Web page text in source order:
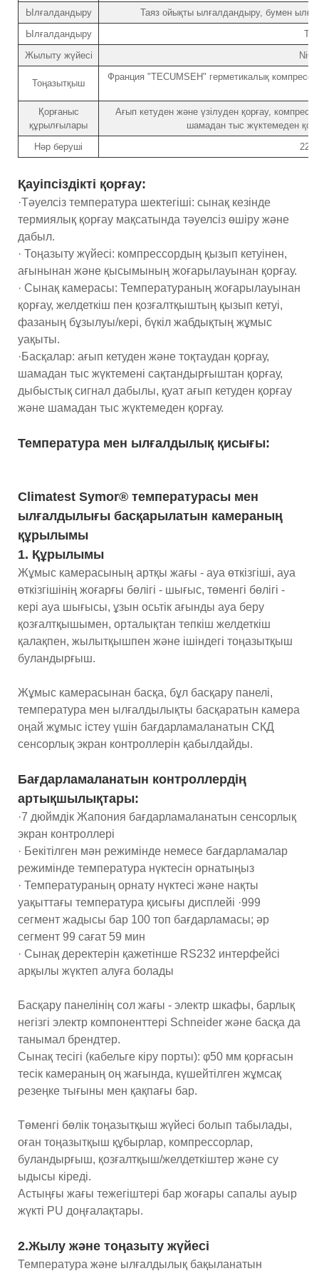
Ылғалдандыру
Таяз ойықты ылғалдандыру, бумен
Ылғалдандыру
Жылыту жүйесі
Тоңазытқыш
Франция "TECUMSEH" герметикалық
Қорғаныс
құрылғылары
Ағып кетуден және үзілуден қорғау,
шамадан тыс жүктемеден
Нәр беруші
Қауіпсіздікті қорғау:
·Тәуелсіз температура шектегіші: сынақ кезінде
термиялық қорғау мақсатында тәуелсіз өшіру және
дабыл.
· Тоңазыту жүйесі: компрессордың қызып кетуінен,
ағынынан және қысымының жоғарылауынан қорғау.
· Сынақ камерасы: Температураның жоғарылауынан
қорғау, желдеткіш пен қозғалтқыштың қызып кетуі,
фазаның бұзылуы/кері, бүкіл жабдықтың жұмыс
уақыты.
·Басқалар: ағып кетуден және тоқтаудан қорғау,
шамадан тыс жүктемені сақтандырғыштан қорғау,
дыбыстық сигнал дабылы, қуат ағып кетуден қорғау
және шамадан тыс жүктемеден қорғау.
Температура мен ылғалдылық қисығы:
Climatest Symor® температурасы мен
ылғалдылығы басқарылатын камераның
құрылымы
1. Құрылымы
Жұмыс камерасының артқы жағы - ауа өткізгіші, ауа
өткізгішінің жоғарғы бөлігі - шығыс, төменгі бөлігі -
кері ауа шығысы, ұзын осьтік ағынды ауа беру
қозғалтқышымен, орталықтан тепкіш желдеткіш
қалақпен, жылытқышпен және ішіндегі тоңазытқыш
буландырғыш.
Жұмыс камерасынан басқа, бұл басқару панелі,
температура мен ылғалдылықты басқаратын камера
оңай жұмыс істеу үшін бағдарламаланатын СКД
сенсорлық экран контроллерін қабылдайды.
Бағдарламаланатын контроллердің
артықшылықтары:
·7 дюймдік Жапония бағдарламаланатын сенсорлық
экран контроллері
· Бекітілген мән режимінде немесе бағдарламалар
режимінде температура нүктесін орнатыңыз
· Температураның орнату нүктесі және нақты
уақыттағы температура қисығы дисплейі ·999
сегмент жадысы бар 100 топ бағдарламасы; әр
сегмент 99 сағат 59 мин
· Сынақ деректерін қажетінше RS232 интерфейсі
арқылы жүктеп алуға болады
Басқару панелінің сол жағы - электр шкафы, барлық
негізгі электр компоненттері Schneider және басқа да
танымал брендтер.
Сынақ тесігі (кабельге кіру порты): φ50 мм қорғасын
тесік камераның оң жағында, күшейтілген жұмсақ
резеңке тығыны мен қақпағы бар.
Төменгі бөлік тоңазытқыш жүйесі болып табылады,
оған тоңазытқыш құбырлар, компрессорлар,
буландырғыш, қозғалтқыш/желдеткіштер және су
ыдысы кіреді.
Астыңғы жағы тежегіштері бар жоғары сапалы ауыр
жүкті PU доңғалақтары.
2.Жылу және тоңазыту жүйесі
Температура және ылғалдылық бақыланатын